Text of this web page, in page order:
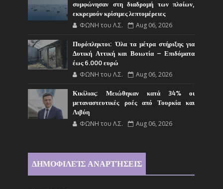
συμφώνησαν στη διαδρομή των πλοίων,
εκκρεμούν κρίσιμες λεπτομέρειες
ΦΩΝΗ του Λ.Σ. Aug 06, 2026
Πυρόπληκτοι: Όλα τα μέτρα στήριξης για
Δυτική Αττική και Βοιωτία – Επιδόματα
έως 6.000 ευρώ
ΦΩΝΗ του Λ.Σ. Aug 06, 2026
Κικίλιας: Μειώθηκαν κατά 34% οι
μεταναστευτικές ροές από Τουρκία και
Λιβύη
ΦΩΝΗ του Λ.Σ. Aug 06, 2026
ΔΗΜΟΦΙΛΕΊΣ ΑΝΑΡΤΉΣΕΙΣ